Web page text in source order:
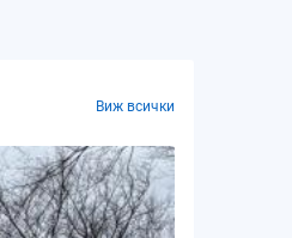
Виж всички